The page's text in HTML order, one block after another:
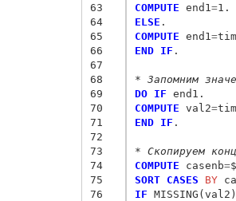
63
64
65
66
67
68
69
70
71
72
73
74
75
76
COMPUTE end1 =
ELSE
COMPUTE end1 =
END IF .
* Запомним
DO IF
COMPUTE val2=
END IF .
* Скопируем
COMPUTE casenb=
SORT CASES BY
IF